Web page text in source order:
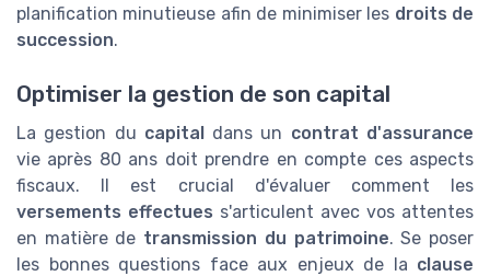
planification minutieuse afin de minimiser les droits de
succession.
Optimiser la gestion de son capital
La gestion du capitaldans un contrat d'assurance
vie après 80 ans doit prendre en compte ces aspects
fiscaux. Il est crucial d'évaluer comment les
versements effectues s'articulent avec vos attentes
en matière de transmission du patrimoine. Se poser
les bonnes questions face aux enjeux de la clause